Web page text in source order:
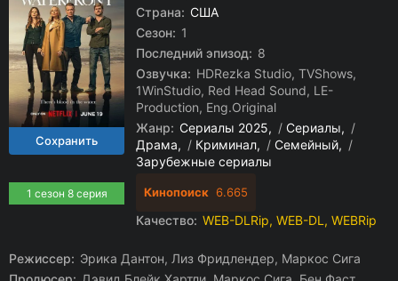
1 сезон 8 серия
Страна: США
Сезон: 1
Последний эпизод: 8
Озвучка: HDRezka Studio, TVShows,
1WinStudio, Red Head Sound, LE-
Production, Eng.Original
Жанр: Сериалы 2025 / Сериалы
/
Драма
/ Криминал / Семейный
/
Зарубежные сериалы
Кинопоиск 6.665
Качество: WEB-DLRip, WEB-DL, WEBRip
Режиссер: Эрика Дантон, Лиз Фридлендер, Маркос Сига